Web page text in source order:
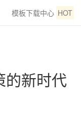
模板下载中心 HOT
的新时代